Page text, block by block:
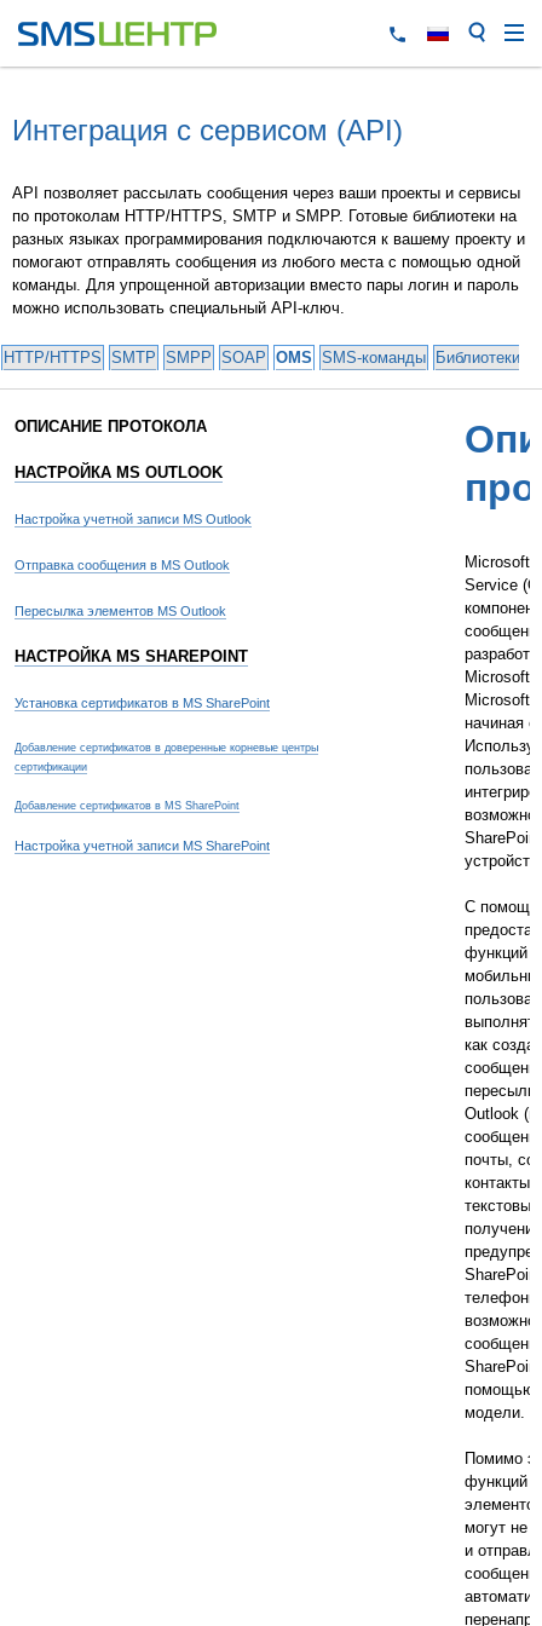
Интеграция с сервисом (API)
API позволяет рассылать сообщения через ваши проекты и сервисы
по протоколам HTTP/HTTPS, SMTP и SMPP. Готовые библиотеки на
разных языках программирования подключаются к вашему проекту и
помогают отправлять сообщения из любого места с помощью одной
команды. Для упрощенной авторизации вместо пары логин и пароль
можно использовать специальный API-ключ.
HTTP/HTTPS SMTP SMPP SOAP OMS SMS-команды Библиотеки
ОПИСАНИЕ ПРОТОКОЛА
НАСТРОЙКА MS OUTLOOK
Настройка учетной записи MS Outlook
Отправка сообщения в MS Outlook
Пересылка элементов MS Outlook
НАСТРОЙКА MS SHAREPOINT
Установка сертификатов в MS SharePoint
Добавление сертификатов в доверенные корневые центры
сертификации
Добавление сертификатов в MS SharePoint
Настройка учетной записи MS SharePoint
Microsoft
Service
Microsoft
Microsoft
начиная с
С
функций
как
Outlook
почты,
контакты)
получение
помощью
модели.
Помимо
функций
могут не
и